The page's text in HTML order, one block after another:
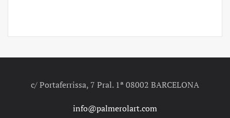
c/ Portaferrissa, 7 Pral. 1ª 08002 BARCELONA
info@palmerolart.com